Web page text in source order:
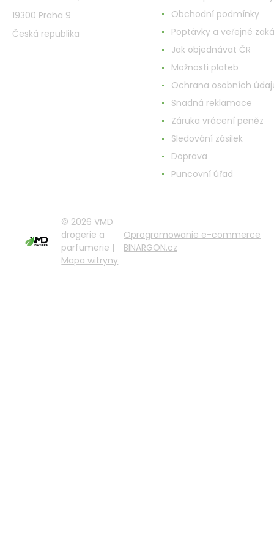
19300 Praha 9
Česká republika
Obchodní podmínky
Poptávky a veřejné
Jak objednávat ČR
Možnosti plateb
Ochrana osobních
Snadná reklamace
Záruka vrácení peněz
Sledování zásilek
Doprava
Puncovní úřad
© 2026 VMD
drogerie a
parfumerie |
Mapa witryny
Oprogramowanie e-commerce
BINARGON.cz